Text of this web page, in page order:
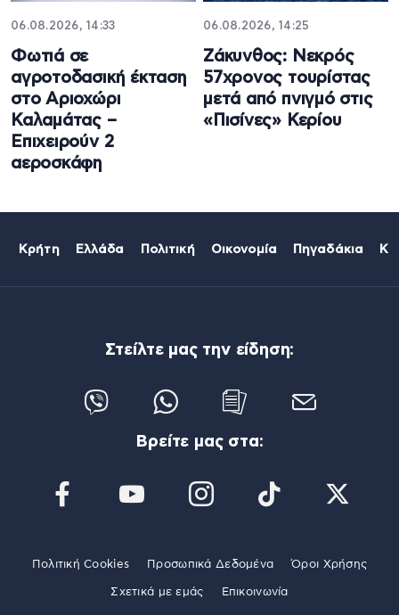
06.08.2026, 14:33
Φωτιά σε
αγροτοδασική έκταση
στο Αριοχώρι
Καλαμάτας –
Επιχειρούν 2
αεροσκάφη
06.08.2026, 14:25
Ζάκυνθος: Νεκρός
57χρονος τουρίστας
μετά από πνιγμό στις
«Πισίνες» Κερίου
Κρήτη Ελλάδα Πολιτική Οικονομία Πηγαδάκια
Στείλτε μας την είδηση:
Βρείτε μας στα:
Πολιτική Cookies Προσωπικά Δεδομένα Όροι Χρήσης
Σχετικά με εμάς Επικοινωνία